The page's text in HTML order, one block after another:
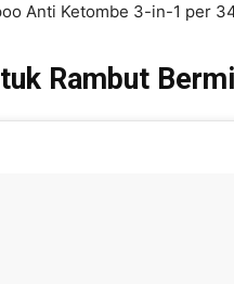
Anti Ketombe 3-in-1 per
Rambut